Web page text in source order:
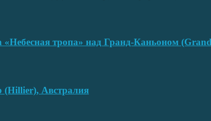
«Небесная тропа» над Гранд-Каньоном
(Hillier), Австралия